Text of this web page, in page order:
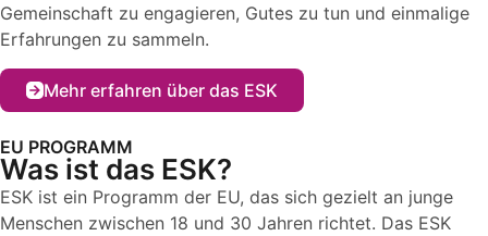
Gemeinschaft zu engagieren, Gutes zu tun und einmalige
Erfahrungen zu sammeln.
Mehr erfahren über das ESK
EU PROGRAMM
Was ist das ESK?
ESK ist ein Programm der EU, das sich gezielt an junge
Menschen zwischen 18 und 30 Jahren richtet. Das ESK